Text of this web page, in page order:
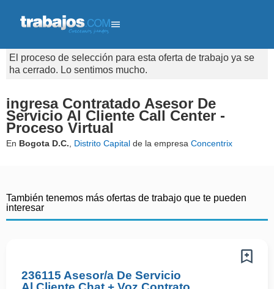
El proceso de selección para esta oferta de trabajo ya se
ha cerrado. Lo sentimos mucho.
ingresa Contratado Asesor De
Servicio Al Cliente Call Center -
Proceso Virtual
En Bogota D.C. Distrito Capital de la empresa Concentrix
También tenemos más ofertas de trabajo que te pueden
interesar
236115 Asesor/a De Servicio